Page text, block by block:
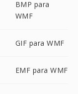
BMP para
WMF
GIF para WMF
EMF para WMF